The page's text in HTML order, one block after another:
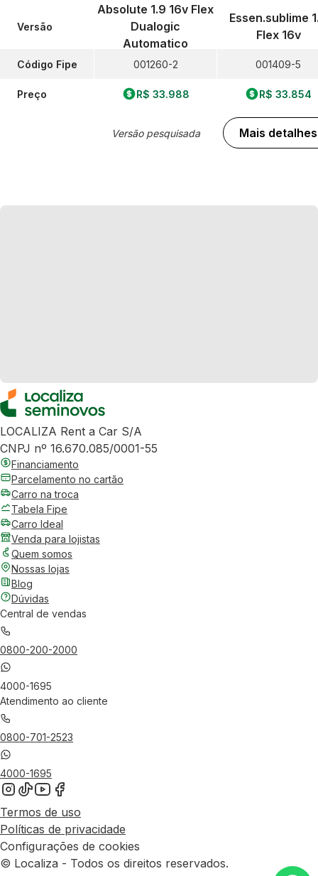
Versão
Código Fipe
Preço
Absolute 1.9 16v Flex
Dualogic
Automatico
001260-2
R$ 33.988
Versão pesquisada
Essen.sublime
Flex 16v
001409-5
R$ 33.854
Mais detalhes
LOCALIZA Rent a Car S/A
CNPJ nº 16.670.085/0001-55
Financiamento
Parcelamento no cartão
Carro na troca
Tabela Fipe
Carro Ideal
Venda para lojistas
Quem somos
Nossas lojas
Blog
Dúvidas
Central de vendas
0800-200-2000
4000-1695
Atendimento ao cliente
0800-701-2523
4000-1695
Termos de uso
Políticas de privacidade
Configurações de cookies
© Localiza - Todos os direitos reservados.